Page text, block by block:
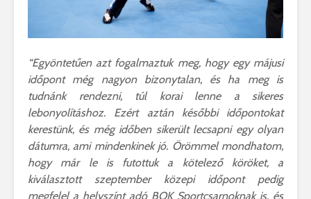
“Egyöntetűen azt fogalmaztuk meg, hogy egy májusi
időpont még nagyon bizonytalan, és ha meg is
tudnánk rendezni, túl korai lenne a sikeres
lebonyolításhoz. Ezért aztán későbbi időpontokat
kerestünk, és még időben sikerült lecsapni egy olyan
dátumra, ami mindenkinek jó. Örömmel mondhatom,
hogy már le is futottuk a kötelező köröket, a
kiválasztott szeptember közepi időpont pedig
megfelel a helyszínt adó BOK Sportcsarnoknak is, és